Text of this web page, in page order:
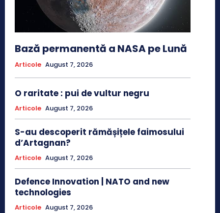
Bază permanentă a NASA pe Lună
Articole August 7, 2026
O raritate : pui de vultur negru
Articole August 7, 2026
S-au descoperit rămășițele faimosului
d’Artagnan?
Articole August 7, 2026
Defence Innovation | NATO and new
technologies
Articole August 7, 2026